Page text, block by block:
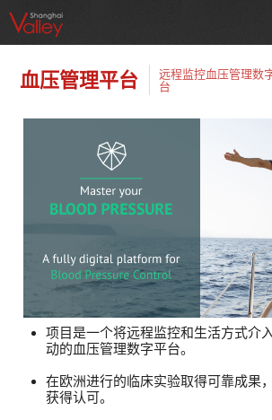
血压管理平台
远程监控血压管理数
台
项目是一个将远程监控和生活方式介
动的血压管理数字平台。
在欧洲进行的临床实验取得可靠成果
获得认可。